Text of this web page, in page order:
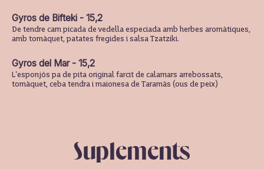
Gyros de Bifteki - 15,2
De tendre carn picada de vedella especiada amb herbes aromàtiques,
amb tomàquet, patates fregides i salsa Tzatziki.
Gyros del Mar - 15,2
L'esponjós pa de pita original farcit de calamars arrebossats,
tomàquet, ceba tendra i maionesa de Taramàs (ous de peix)
Suplements